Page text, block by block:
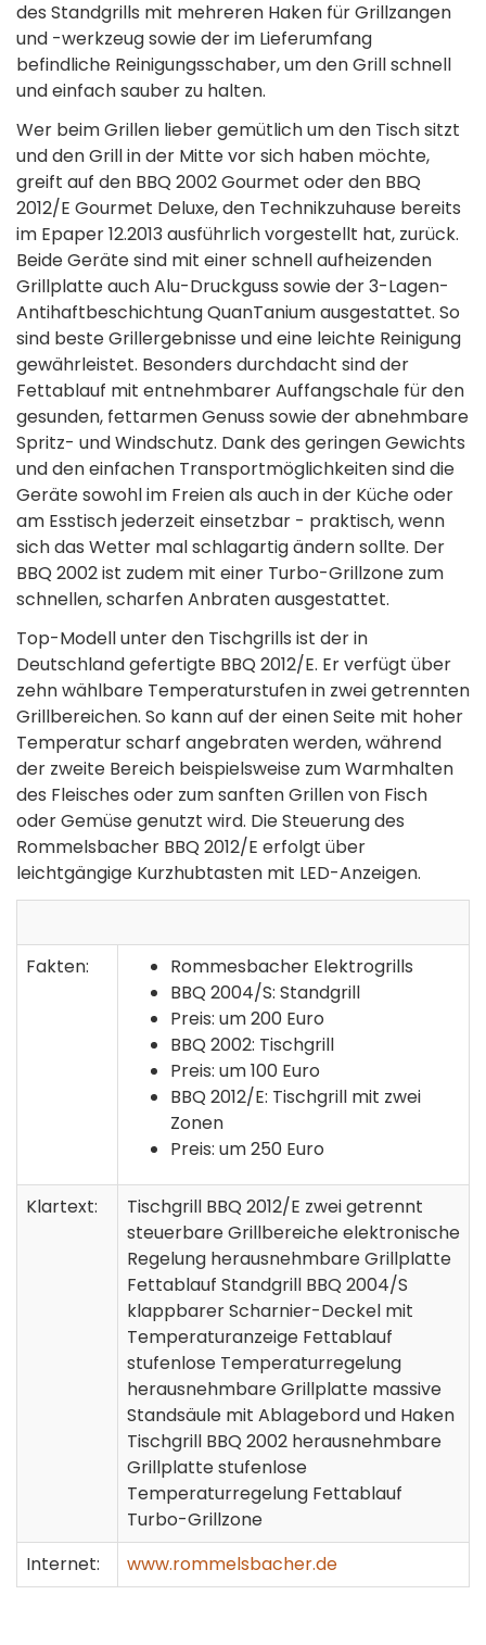
des Standgrills mit mehreren Haken für Grillzangen
und -werkzeug sowie der im Lieferumfang
befindliche Reinigungsschaber, um den Grill schnell
und einfach sauber zu halten.
Wer beim Grillen lieber gemütlich um den Tisch sitzt
und den Grill in der Mitte vor sich haben möchte,
greift auf den BBQ 2002 Gourmet oder den BBQ
2012/E Gourmet Deluxe, den Technikzuhause bereits
im Epaper 12.2013 ausführlich vorgestellt hat, zurück.
Beide Geräte sind mit einer schnell aufheizenden
Grillplatte auch Alu-Druckguss sowie der 3-Lagen-
Antihaftbeschichtung QuanTanium ausgestattet. So
sind beste Grillergebnisse und eine leichte Reinigung
gewährleistet. Besonders durchdacht sind der
Fettablauf mit entnehmbarer Auffangschale für den
gesunden, fettarmen Genuss sowie der abnehmbare
Spritz- und Windschutz. Dank des geringen Gewichts
und den einfachen Transportmöglichkeiten sind die
Geräte sowohl im Freien als auch in der Küche oder
am Esstisch jederzeit einsetzbar - praktisch, wenn
sich das Wetter mal schlagartig ändern sollte. Der
BBQ 2002 ist zudem mit einer Turbo-Grillzone zum
schnellen, scharfen Anbraten ausgestattet.
Top-Modell unter den Tischgrills ist der in
Deutschland gefertigte BBQ 2012/E. Er verfügt über
zehn wählbare Temperaturstufen in zwei getrennten
Grillbereichen. So kann auf der einen Seite mit hoher
Temperatur scharf angebraten werden, während
der zweite Bereich beispielsweise zum Warmhalten
des Fleisches oder zum sanften Grillen von Fisch
oder Gemüse genutzt wird. Die Steuerung des
Rommelsbacher BBQ 2012/E erfolgt über
leichtgängige Kurzhubtasten mit LED-Anzeigen.
Fakten:
Rommesbacher Elektrogrills
BBQ 2004/S: Standgrill
Preis: um 200 Euro
BBQ 2002: Tischgrill
Preis: um 100 Euro
BBQ 2012/E: Tischgrill mit zwei
Zonen
Preis: um 250 Euro
Klartext:
Tischgrill BBQ 2012/E zwei getrennt
steuerbare Grillbereiche elektronische
Regelung herausnehmbare Grillplatte
Fettablauf Standgrill BBQ 2004/S
klappbarer Scharnier-Deckel mit
Temperaturanzeige Fettablauf
stufenlose Temperaturregelung
herausnehmbare Grillplatte massive
Standsäule mit Ablagebord und Haken
Tischgrill BBQ 2002 herausnehmbare
Grillplatte stufenlose
Temperaturregelung Fettablauf
Turbo-Grillzone
Internet:
www.rommelsbacher.de